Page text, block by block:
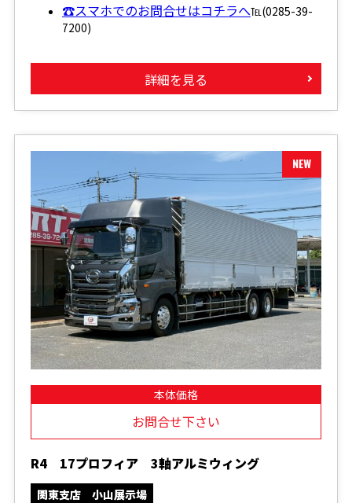
☎スマホでのお問合せはコチラへ℡(0285-39-
7200)
詳細を見る
本体価格
お問合せ下さい
R4 17プロフィア 3軸アルミウィング
関東支店 小山展示場